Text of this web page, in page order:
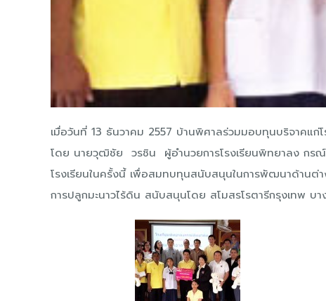
เมื่อวันที่ 13 ธันวาคม 2557 บ้านพิศาลร่วมมอบทุนบริจาค
โดย นายวุฒิชัย วรชิน ผู้อำนวยการโรงเรียนพิทยาลง กร
โรงเรียนในครั้งนี้ เพื่อสมทบทุนสนับสนุนในการพัฒนาด้านต่
การปลูกมะนาวไร้ดิน สนับสนุนโดย สโมสรโรตารีกรุงเทพ บา